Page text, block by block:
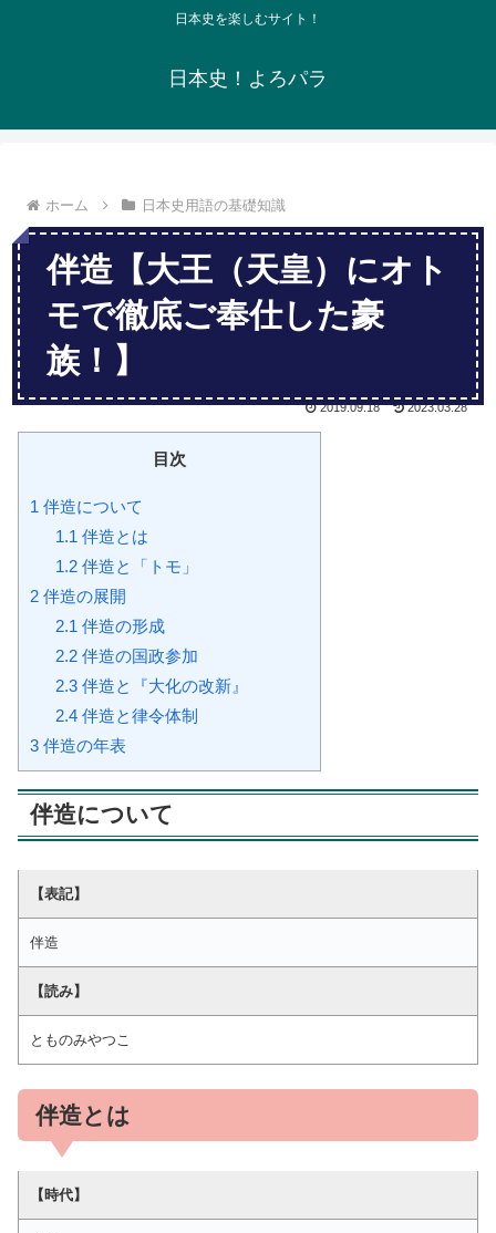
日本史を楽しむサイト！
日本史！よろパラ
ホーム 日本史用語の基礎知識
伴造【大王（天皇）にオト
モで徹底ご奉仕した豪
族！】
2019.09.18 2023.03.28
目次
1 伴造について
1.1 伴造とは
1.2伴造と「トモ」
2 伴造の展開
2.1 伴造の形成
2.2伴造の国政参加
2.3伴造と『大化の改新』
2.4伴造と律令体制
3 伴造の年表
伴造について
【表記】
伴造
【読み】
とものみやつこ
伴造とは
【時代】